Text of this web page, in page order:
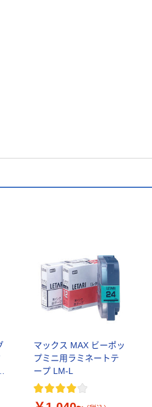
マックス MAX ビーポッ
プミニ用ラミネートテ
ープ LM-L